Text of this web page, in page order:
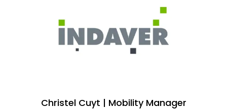
Christel Cuyt | Mobility Manager